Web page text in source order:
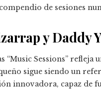
de sesiones
y Daddy
“Music Sessions”
sigue siendo un
innovadora, capaz de